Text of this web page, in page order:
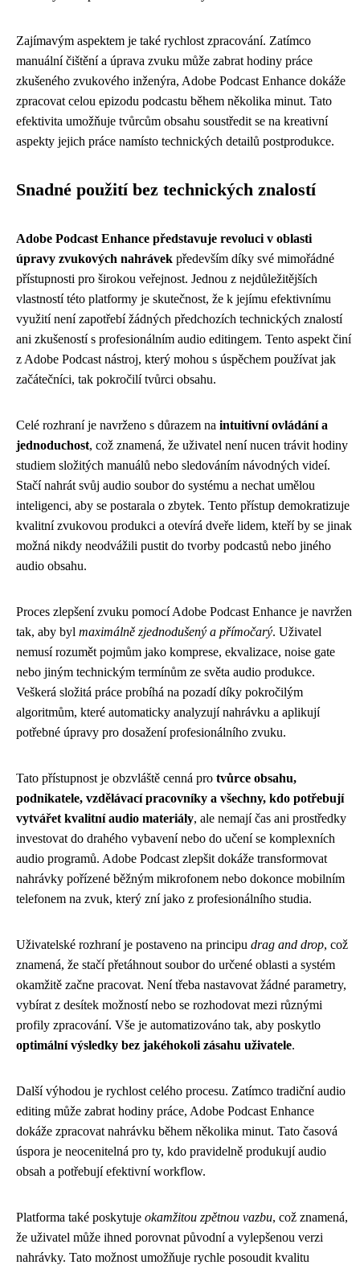
Zajímavým aspektem je také rychlost zpracování. Zatímco
manuální čištění a úprava zvuku může zabrat hodiny práce
zkušeného zvukového inženýra, Adobe Podcast Enhance dokáže
zpracovat celou epizodu podcastu během několika minut. Tato
efektivita umožňuje tvůrcům obsahu soustředit se na kreativní
aspekty jejich práce namísto technických detailů postprodukce.
Snadné použití bez technických znalostí
Adobe Podcast Enhance představuje revoluci v oblasti
úpravy zvukových nahrávek především díky své mimořádné
přístupnosti pro širokou veřejnost. Jednou z nejdůležitějších
vlastností této platformy je skutečnost, že k jejímu efektivnímu
využití není zapotřebí žádných předchozích technických znalostí
ani zkušeností s profesionálním audio editingem. Tento aspekt činí
z Adobe Podcast nástroj, který mohou s úspěchem používat jak
začátečníci, tak pokročilí tvůrci obsahu.
Celé rozhraní je navrženo s důrazem na intuitivní ovládání a
jednoduchost, což znamená, že uživatel není nucen trávit hodiny
studiem složitých manuálů nebo sledováním návodných videí.
Stačí nahrát svůj audio soubor do systému a nechat umělou
inteligenci, aby se postarala o zbytek. Tento přístup demokratizuje
kvalitní zvukovou produkci a otevírá dveře lidem, kteří by se jinak
možná nikdy neodvážili pustit do tvorby podcastů nebo jiného
audio obsahu.
Proces zlepšení zvuku pomocí Adobe Podcast Enhance je navržen
tak, aby byl maximálně zjednodušený a přímočarý. Uživatel
nemusí rozumět pojmům jako komprese, ekvalizace, noise gate
nebo jiným technickým termínům ze světa audio produkce.
Veškerá složitá práce probíhá na pozadí díky pokročilým
algoritmům, které automaticky analyzují nahrávku a aplikují
potřebné úpravy pro dosažení profesionálního zvuku.
Tato přístupnost je obzvláště cenná pro tvůrce obsahu,
podnikatele, vzdělávací pracovníky a všechny, kdo potřebují
vytvářet kvalitní audio materiály, ale nemají čas ani prostředky
investovat do drahého vybavení nebo do učení se komplexních
audio programů. Adobe Podcast zlepšit dokáže transformovat
nahrávky pořízené běžným mikrofonem nebo dokonce mobilním
telefonem na zvuk, který zní jako z profesionálního studia.
Uživatelské rozhraní je postaveno na principu drag and drop, což
znamená, že stačí přetáhnout soubor do určené oblasti a systém
okamžitě začne pracovat. Není třeba nastavovat žádné parametry,
vybírat z desítek možností nebo se rozhodovat mezi různými
profily zpracování. Vše je automatizováno tak, aby poskytlo
optimální výsledky bez jakéhokoli zásahu uživatele.
Další výhodou je rychlost celého procesu. Zatímco tradiční audio
editing může zabrat hodiny práce, Adobe Podcast Enhance
dokáže zpracovat nahrávku během několika minut. Tato časová
úspora je neocenitelná pro ty, kdo pravidelně produkují audio
obsah a potřebují efektivní workflow.
Platforma také poskytuje okamžitou zpětnou vazbu, což znamená,
že uživatel může ihned porovnat původní a vylepšenou verzi
nahrávky. Tato možnost umožňuje rychle posoudit kvalitu